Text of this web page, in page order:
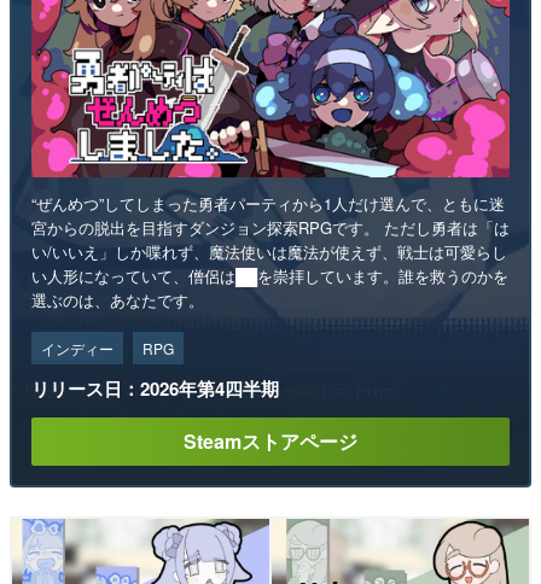
“ぜんめつ”してしまった勇者パーティから1人だけ選んで、ともに迷
宮からの脱出を目指すダンジョン探索RPGです。 ただし勇者は「は
い/いいえ」しか喋れず、魔法使いは魔法が使えず、戦士は可愛らし
い人形になっていて、僧侶は██を崇拝しています。誰を救うのかを
選ぶのは、あなたです。
インディー RPG
リリース日：2026年第4四半期
Steamストアページ